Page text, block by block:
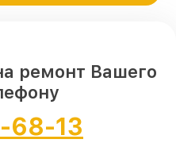
ремонт Вашего
68-13